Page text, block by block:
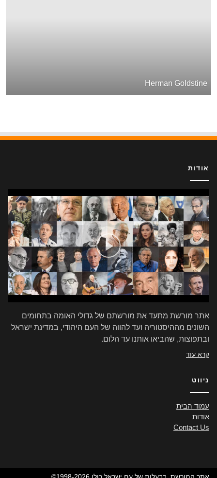
Herman Goldstine
אודות
אתר מורשת מתעד את מורשתם של גדולי האומה בתחומים
השונים מההיסטוריה ועד להווה של העם היהודי, במדינת ישראל
ובתפוצות, שהביאו אותנו עד הלום.
קרא עוד
ניווט
עמוד הבית
אודות
Contact Us